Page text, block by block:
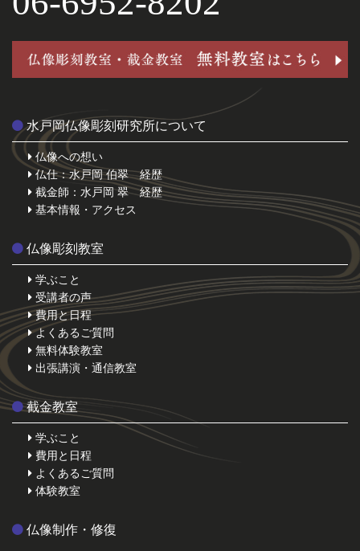
水戸岡仏像彫刻研究所について
仏像への想い
仏仕：水戸岡 伯翠 経歴
截金師：水戸岡 翠 経歴
基本情報・アクセス
仏像彫刻教室
学ぶこと
受講者の声
費用と日程
よくあるご質問
無料体験教室
出張講演・通信教室
截金教室
学ぶこと
費用と日程
よくあるご質問
体験教室
仏像制作・修復